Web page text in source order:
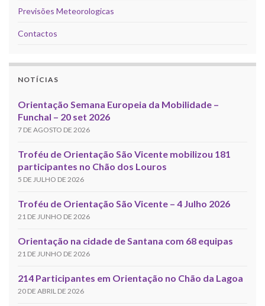
Previsões Meteorologicas
Contactos
NOTÍCIAS
Orientação Semana Europeia da Mobilidade –
Funchal – 20 set 2026
7 DE AGOSTO DE 2026
Troféu de Orientação São Vicente mobilizou 181
participantes no Chão dos Louros
5 DE JULHO DE 2026
Troféu de Orientação São Vicente – 4 Julho 2026
21 DE JUNHO DE 2026
Orientação na cidade de Santana com 68 equipas
21 DE JUNHO DE 2026
214 Participantes em Orientação no Chão da Lagoa
20 DE ABRIL DE 2026